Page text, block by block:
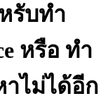
รับทำ
หรือ ทำ
ไม่ได้อีก